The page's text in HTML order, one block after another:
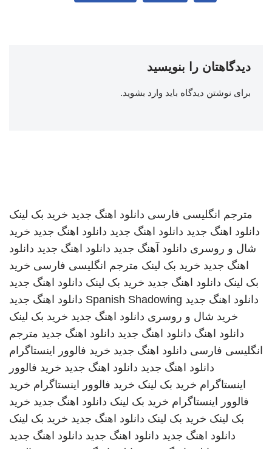
دیدگاهتان را بنویسید
برای نوشتن دیدگاه باید وارد بشوید.
مترجم انگلیسی فارسی دانلود اهنگ جدید خرید بک لینک
دانلود اهنگ جدید دانلود اهنگ جدید دانلود اهنگ جدید خرید
شال و روسری دانلود آهنگ جدید دانلود اهنگ جدید دانلود
اهنگ جدید خرید بک لینک مترجم انگلیسی فارسی خرید
بک لینک دانلود اهنگ جدید خرید بک لینک دانلود اهنگ جدید
دانلود اهنگ جدید Spanish Shadowing دانلود اهنگ جدید
خرید شال و روسری دانلود اهنگ جدید خرید بک لینک
دانلود اهنگ دانلود اهنگ جدید دانلود اهنگ جدید مترجم
انگلیسی فارسی دانلود اهنگ جدید خرید فالوور اینستاگرام
دانلود اهنگ جدید دانلود اهنگ جدید خرید فالوور
اینستاگرام خرید بک لینک خرید فالوور اینستاگرام خرید
فالوور اینستاگرام خرید بک لینک دانلود اهنگ جدید خرید
بک لینک خرید بک لینک دانلود اهنگ جدید خرید بک لینک
دانلود اهنگ جدید دانلود اهنگ جدید دانلود اهنگ جدید